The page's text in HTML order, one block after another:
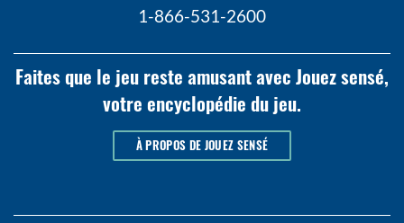
1-866-531-2600
Faites que le jeu reste amusant avec Jouez sensé,
votre encyclopédie du jeu.
À PROPOS DE JOUEZ SENSÉ